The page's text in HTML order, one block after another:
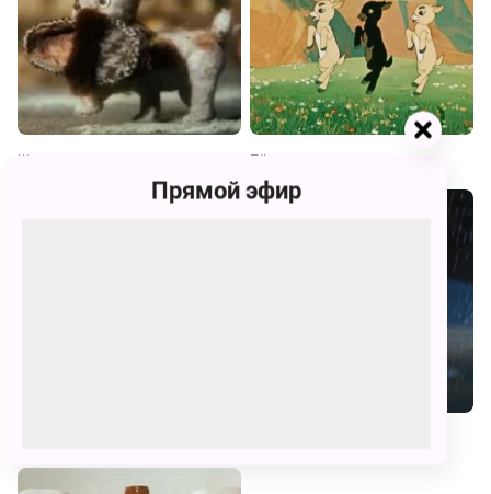
Щенок и старая тапочка Пёс и кот
Прямой эфир